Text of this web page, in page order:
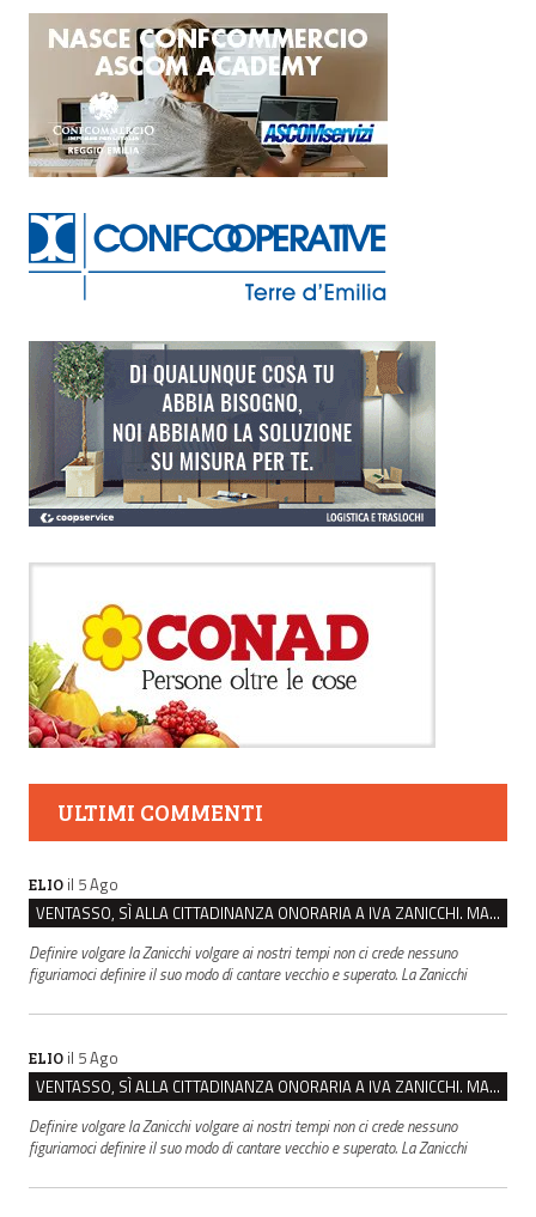
ULTIMI COMMENTI
ELIO il 5 Ago
VENTASSO, SÌ ALLA CITTADINANZA ONORARIA A IVA ZANICCHI. MA BARGIACCHI: “È DI PESSIMO GUSTO”
Definire volgare la Zanicchi volgare ai nostri tempi non ci crede nessuno
figuriamoci definire il suo modo di cantare vecchio e superato. La Zanicchi
ELIO il 5 Ago
VENTASSO, SÌ ALLA CITTADINANZA ONORARIA A IVA ZANICCHI. MA BARGIACCHI: “È DI PESSIMO GUSTO”
Definire volgare la Zanicchi volgare ai nostri tempi non ci crede nessuno
figuriamoci definire il suo modo di cantare vecchio e superato. La Zanicchi